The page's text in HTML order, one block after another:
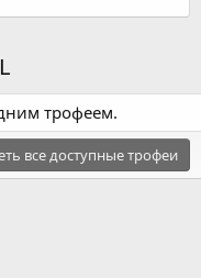
трофеем.
все доступные трофеи